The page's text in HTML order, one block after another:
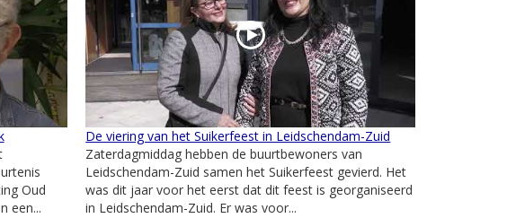
Oud
een...
De viering van het Suikerfeest in Leidschendam-Zuid
Zaterdagmiddag hebben de buurtbewoners van
Leidschendam-Zuid samen het Suikerfeest gevierd. Het
was dit jaar voor het eerst dat dit feest is georganiseerd
in Leidschendam-Zuid. Er was voor...